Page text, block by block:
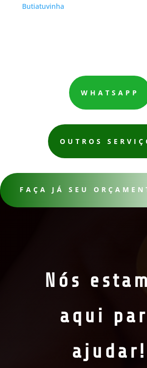
Butiatuvinha
WHATSAPP
OUTROS
FAÇA JÁ SEU
Nós
aqui
ajudar!